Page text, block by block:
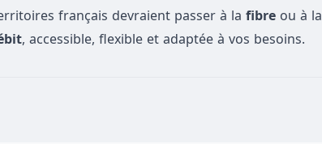
français devraient passer à la fibre ou à la
, accessible, flexible et adaptée à vos besoins.